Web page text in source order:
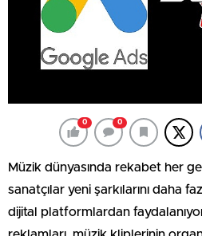
0 0
Müzik dünyasında rekabet her
sanatçılar yeni şarkılarını daha
dijital platformlardan